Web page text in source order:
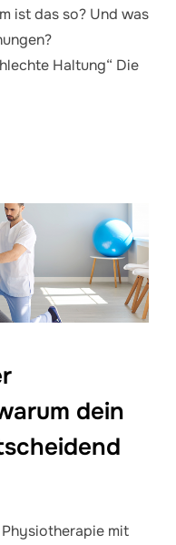
ist das so? Und was
Haltung“ Die
– WAS
dein
mit